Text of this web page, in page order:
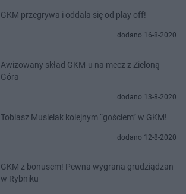
GKM przegrywa i oddala się od play off!
dodano 16-8-2020
Awizowany skład GKM-u na mecz z Zieloną
Góra
dodano 13-8-2020
Tobiasz Musielak kolejnym “gościem” w GKM!
dodano 12-8-2020
GKM z bonusem! Pewna wygrana grudziądzan
w Rybniku